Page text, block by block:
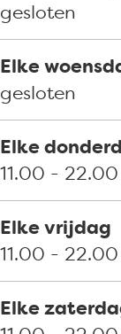
gesloten
Elke
gesloten
Elke
11.00 -
Elke vrijdag
11.00 -
Elke